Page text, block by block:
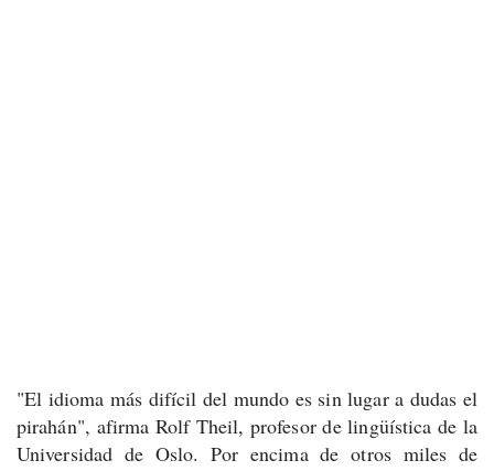
"El idioma más difícil del mundo es sin lugar a dudas el
pirahán", afirma Rolf Theil, profesor de lingüística de la
Universidad de Oslo. Por encima de otros miles de